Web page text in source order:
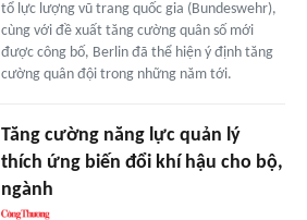
tổ lực lượng vũ trang quốc gia (Bundeswehr),
cùng với đề xuất tăng cường quân số mới
được công bố, Berlin đã thể hiện ý định tăng
cường quân đội trong những năm tới.
Tăng cường năng lực quản lý
thích ứng biến đổi khí hậu cho bộ,
ngành